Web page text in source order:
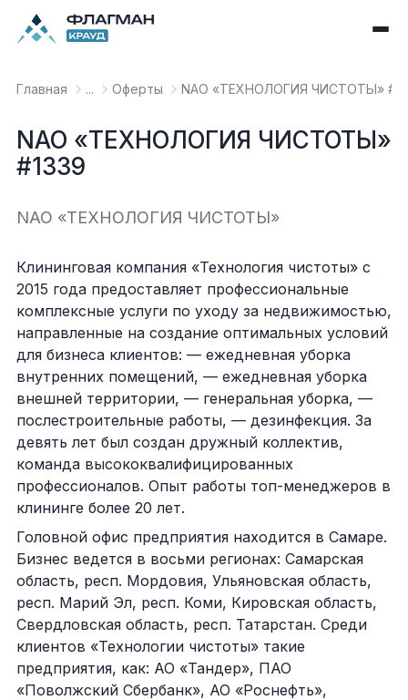
Главная ... Оферты NAO «ТЕХНОЛОГИЯ ЧИСТОТЫ»
NAO «ТЕХНОЛОГИЯ ЧИСТОТЫ»
#1339
NAO «ТЕХНОЛОГИЯ ЧИСТОТЫ»
Клининговая компания «Технология чистоты» с
2015 года предоставляет профессиональные
комплексные услуги по уходу за недвижимостью,
направленные на создание оптимальных условий
для бизнеса клиентов: — ежедневная уборка
внутренних помещений, — ежедневная уборка
внешней территории, — генеральная уборка, —
послестроительные работы, — дезинфекция. За
девять лет был создан дружный коллектив,
команда высококвалифицированных
профессионалов. Опыт работы топ-менеджеров в
клининге более 20 лет.
Головной офис предприятия находится в Самаре.
Бизнес ведется в восьми регионах: Самарская
область, респ. Мордовия, Ульяновская область,
респ. Марий Эл, респ. Коми, Кировская область,
Свердловская область, респ. Татарстан. Среди
клиентов «Технологии чистоты» такие
предприятия, как: АО «Тандер», ПАО
«Поволжский Сбербанк», АО «Роснефть»,